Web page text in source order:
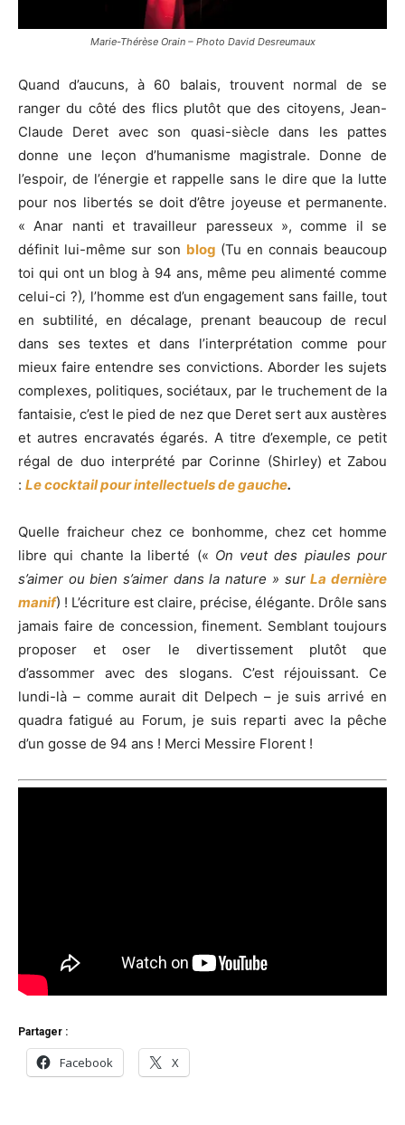
Marie-Thérèse Orain – Photo David Desreumaux
Quand d’aucuns, à 60 balais, trouvent normal de se
ranger du côté des flics plutôt que des citoyens, Jean-
Claude Deret avec son quasi-siècle dans les pattes
donne une leçon d’humanisme magistrale. Donne de
l’espoir, de l’énergie et rappelle sans le dire que la lutte
pour nos libertés se doit d’être joyeuse et permanente.
« Anar nanti et travailleur paresseux », comme il se
définit lui-même sur son blog (Tu en connais beaucoup
toi qui ont un blog à 94 ans, même peu alimenté comme
celui-ci ?), l’homme est d’un engagement sans faille, tout
en subtilité, en décalage, prenant beaucoup de recul
dans ses textes et dans l’interprétation comme pour
mieux faire entendre ses convictions. Aborder les sujets
complexes, politiques, sociétaux, par le truchement de la
fantaisie, c’est le pied de nez que Deret sert aux austères
et autres encravatés égarés. A titre d’exemple, ce petit
régal de duo interprété par Corinne (Shirley) et Zabou
: Le cocktail pour intellectuels de gauche.
Quelle fraicheur chez ce bonhomme, chez cet homme
libre qui chante la liberté (« On veut des piaules pour
s’aimer ou bien s’aimer dans la nature » surLa dernière
manif) ! L’écriture est claire, précise, élégante. Drôle sans
jamais faire de concession, finement. Semblant toujours
proposer et oser le divertissement plutôt que
d’assommer avec des slogans. C’est réjouissant. Ce
lundi-là – comme aurait dit Delpech – je suis arrivé en
quadra fatigué au Forum, je suis reparti avec la pêche
d’un gosse de 94 ans ! Merci Messire Florent !
Partager :
Facebook X